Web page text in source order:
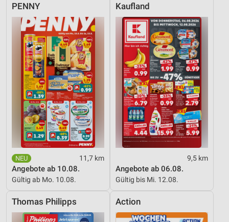
PENNY
11,7 km
Angebote ab 10.08.
Gültig ab Mo. 10.08.
Kaufland
9,5 km
Angebote ab 06.08.
Gültig bis Mi. 12.08.
Thomas Philipps Action